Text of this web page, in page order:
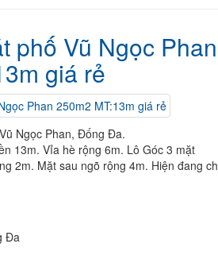
phố Vũ Ngọc Phan
giá rẻ
Ngọc Phan, Đống Đa.
13m. Vỉa hè rộng 6m. Lô Góc 3 mặt
2m. Mặt sau ngõ rộng 4m. Hiện đang
Đa